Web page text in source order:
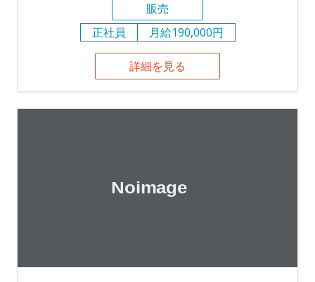
販売
正社員
月給190,000円
詳細を見る